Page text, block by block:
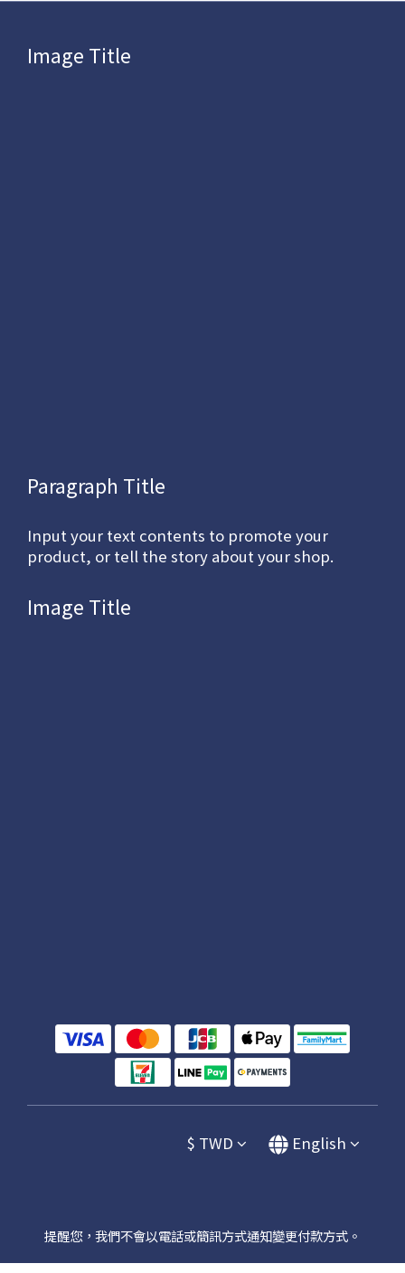
Image Title
Paragraph Title
Input your text contents to promote your
product, or tell the story about your shop.
Image Title
$ TWD English
提醒您，我們不會以電話或簡訊方式通知變更付款方式。